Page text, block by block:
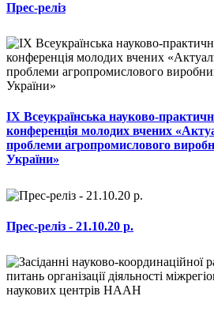
Прес-реліз
ІХ Всеукраїнська науково-
конференція молодих вчених
проблеми агропромислового
України»
Прес-реліз - 21.10.20 р.